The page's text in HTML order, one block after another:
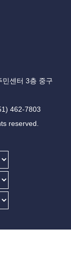
센터 3층 중구
462-7803
reserved.